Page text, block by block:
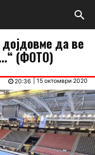
да ве
(ФОТО)
15 октомври 2020
20:36